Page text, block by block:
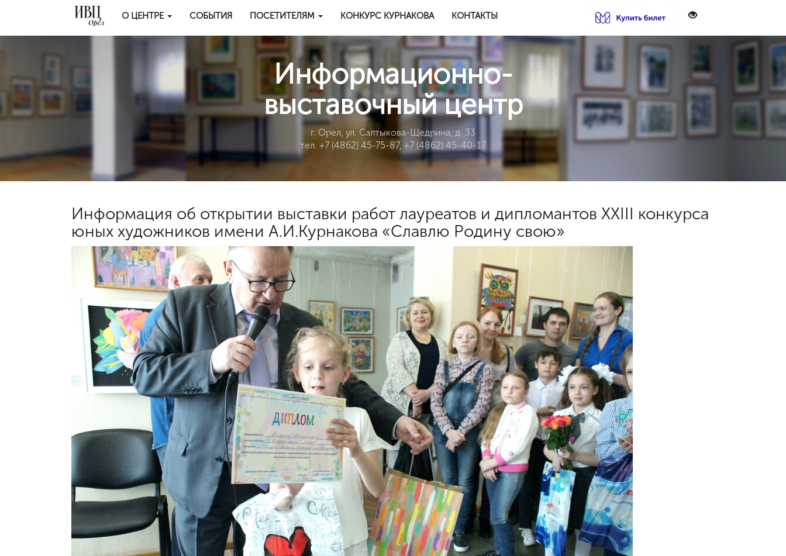
О ЦЕНТРЕ СОБЫТИЯ ПОСЕТИТЕЛЯМ КОНКУРС КУРНАКОВА КОНТАКТЫ
Информационно-
выставочный центр
г. Орел, ул. Салтыкова-Щедрина, д. 33
тел. +7 (4862) 45-75-87, +7 (4862) 45-40-17
Информация об открытии выставки работ лауреатов и дипломантов XXIII конкурса
юных художников имени А.И.Курнакова «Славлю Родину свою»